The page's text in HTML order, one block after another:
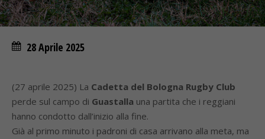
28 Aprile 2025
(27 aprile 2025) La Cadetta del Bologna Rugby Club
perde sul campo di Guastalla una partita che i reggiani
hanno condotto dall’inizio alla fine.
Già al primo minuto i padroni di casa arrivano alla meta, ma